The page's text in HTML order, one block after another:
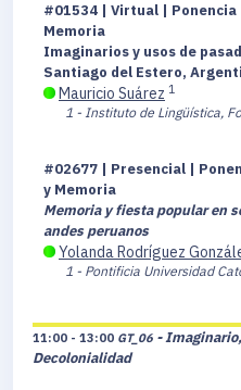
#01534 | Virtual |
Memoria
Imaginarios y usos de
Santiago del Estero,
Mauricio Suárez 1
1 - Instituto de Lingüística,
#02677 | Presencial |
y Memoria
Memoria y fiesta popular en
andes peruanos
Yolanda Rodríguez
1 - Pontificia Universidad
11:00 - 13:00 GT_06 -
Decolonialidad